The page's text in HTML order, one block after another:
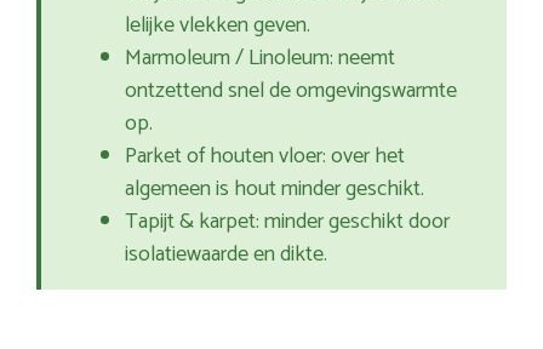
lelijke vlekken geven.
Marmoleum / Linoleum: neemt
ontzettend snel de omgevingswarmte
op.
Parket of houten vloer: over het
algemeen is hout minder geschikt.
Tapijt & karpet: minder geschikt door
isolatiewaarde en dikte.